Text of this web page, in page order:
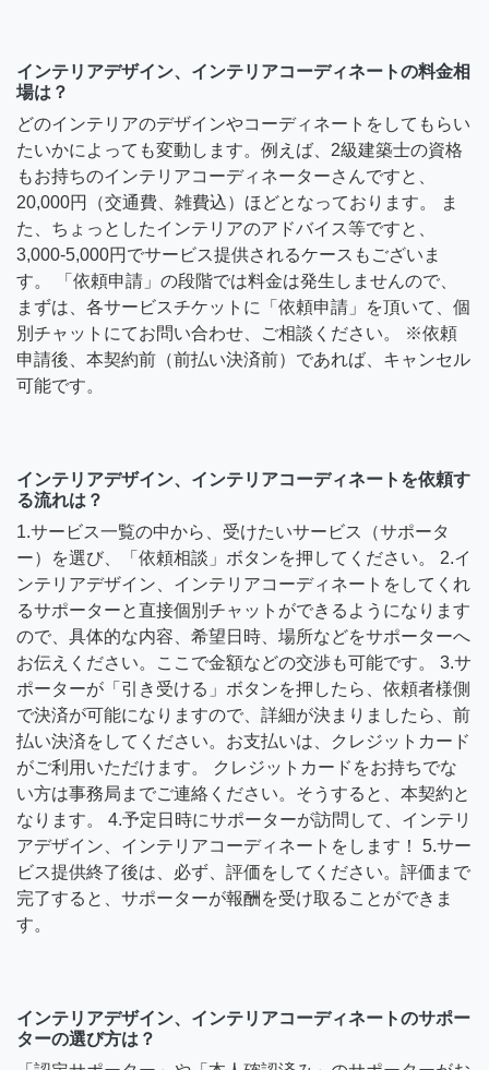
インテリアデザイン、インテリアコーディネートの料金相
場は？
どのインテリアのデザインやコーディネートをしてもらい
たいかによっても変動します。例えば、2級建築士の資格
もお持ちのインテリアコーディネーターさんですと、
20,000円（交通費、雑費込）ほどとなっております。 ま
た、ちょっとしたインテリアのアドバイス等ですと、
3,000-5,000円でサービス提供されるケースもございま
す。 「依頼申請」の段階では料金は発生しませんので、
まずは、各サービスチケットに「依頼申請」を頂いて、個
別チャットにてお問い合わせ、ご相談ください。 ※依頼
申請後、本契約前（前払い決済前）であれば、キャンセル
可能です。
インテリアデザイン、インテリアコーディネートを依頼す
る流れは？
1.サービス一覧の中から、受けたいサービス（サポータ
ー）を選び、「依頼相談」ボタンを押してください。 2.イ
ンテリアデザイン、インテリアコーディネートをしてくれ
るサポーターと直接個別チャットができるようになります
ので、具体的な内容、希望日時、場所などをサポーターへ
お伝えください。ここで金額などの交渉も可能です。 3.サ
ポーターが「引き受ける」ボタンを押したら、依頼者様側
で決済が可能になりますので、詳細が決まりましたら、前
払い決済をしてください。お支払いは、クレジットカード
がご利用いただけます。 クレジットカードをお持ちでな
い方は事務局までご連絡ください。そうすると、本契約と
なります。 4.予定日時にサポーターが訪問して、インテリ
アデザイン、インテリアコーディネートをします！ 5.サー
ビス提供終了後は、必ず、評価をしてください。評価まで
完了すると、サポーターが報酬を受け取ることができま
す。
インテリアデザイン、インテリアコーディネートのサポー
ターの選び方は？